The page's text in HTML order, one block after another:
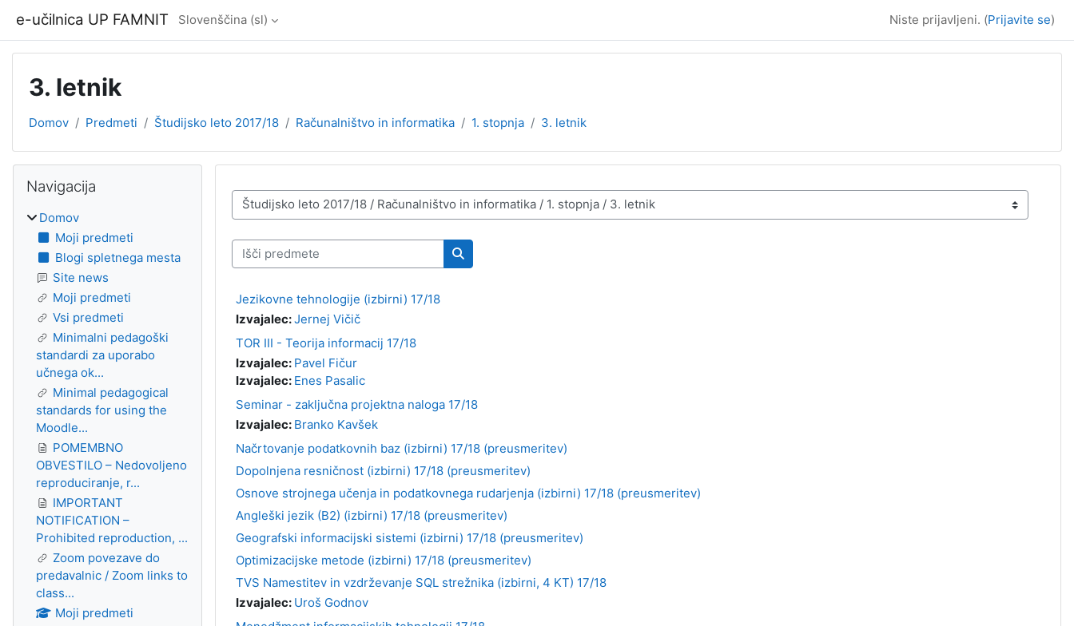
e-učilnica UP FAMNIT Slovenščina ‎(sl)‎ Niste prijavljeni. (Prijavite se)
3. letnik
Domov Predmeti Študijsko leto 2017/18 Računalništvo in informatika 1. stopnja 3. letnik
Kategorije predmetov
Išči predmete
Išči predmete
Jezikovne tehnologije (izbirni) 17/18
Izvajalec:Jernej Vičič
TOR III - Teorija informacij 17/18
Izvajalec: Pavel Fičur
Izvajalec: Enes Pasalic
Seminar - zaključna projektna naloga 17/18
Izvajalec: Branko Kavšek
Načrtovanje podatkovnih baz (izbirni) 17/18 (preusmeritev)
Dopolnjena resničnost (izbirni) 17/18 (preusmeritev)
Osnove strojnega učenja in podatkovnega rudarjenja (izbirni) 17/18 (preusmeritev)
Angleški jezik (B2) (izbirni) 17/18 (preusmeritev)
Geografski informacijski sistemi (izbirni) 17/18 (preusmeritev)
Optimizacijske metode (izbirni) 17/18 (preusmeritev)
TVS Namestitev in vzdrževanje SQL strežnika (izbirni, 4 KT) 17/18
Izvajalec: Uroš Godnov
Bloki
Navigacija
Domov
Moji predmeti
Blogi spletnega mesta
Site news
Moji predmeti
Vsi predmeti
Minimalni pedagoški
standardi za uporabo
učnega ok...
Minimal pedagogical
standards for using the
Moodle...
POMEMBNO
OBVESTILO – Nedovoljeno
reproduciranje, r...
IMPORTANT
NOTIFICATION –
Prohibited reproduction, ...
Zoom povezave do
predavalnic / Zoom links to
class...
Moji predmeti